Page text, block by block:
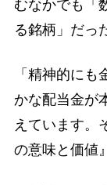
むなかでも「
る銘柄」だっ
「精神的に
かな配当金が
えています。
の意味と価値